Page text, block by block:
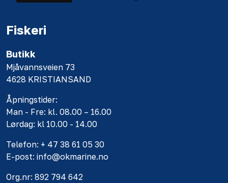
Fiskeri
Butikk
Mjåvannsveien 73
4628 KRISTIANSAND
Åpningstider:
Man - Fre: kl. 08.00 – 16.00
Lørdag: kl 10.00 - 14.00
Telefon: + 47 38 61 05 30
E-post: info@okmarine.no
Org.nr: 892 794 642